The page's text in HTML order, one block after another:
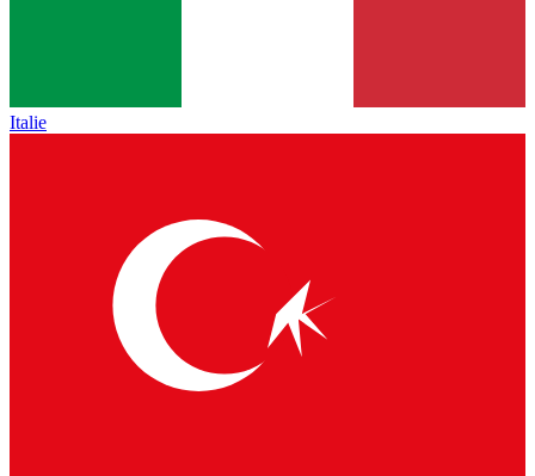
Italie